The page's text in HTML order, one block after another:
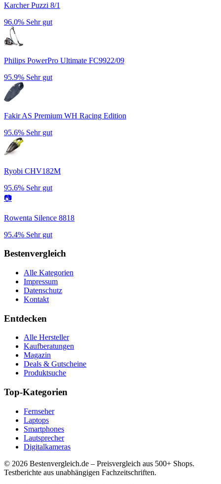
Karcher Puzzi 8/1
96.0% Sehr gut
Philips PowerPro Ultimate FC9922/09
95.9% Sehr gut
Fakir AS Premium WH Racing Edition
95.6% Sehr gut
Ryobi CHV182M
95.6% Sehr gut
📷
Rowenta Silence 8818
95.4% Sehr gut
Bestenvergleich
Alle Kategorien
Impressum
Datenschutz
Kontakt
Entdecken
Alle Hersteller
Kaufberatungen
Magazin
Deals & Gutscheine
Produktsuche
Top-Kategorien
Fernseher
Laptops
Smartphones
Lautsprecher
Digitalkameras
© 2026 Bestenvergleich.de – Preisvergleich aus 500+ Shops.
Testberichte aus unabhängigen Fachzeitschriften.